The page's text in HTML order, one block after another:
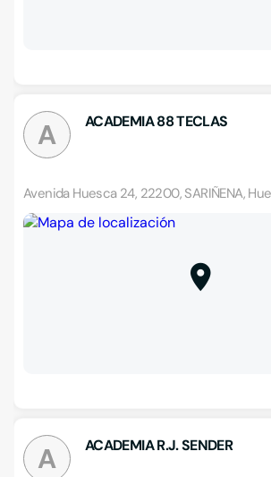
A ACADEMIA 88 TECLAS
Avenida Huesca 24, 22200, SARIÑENA,
A ACADEMIA R.J. SENDER